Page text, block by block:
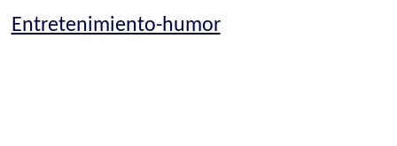
Entretenimiento-humor